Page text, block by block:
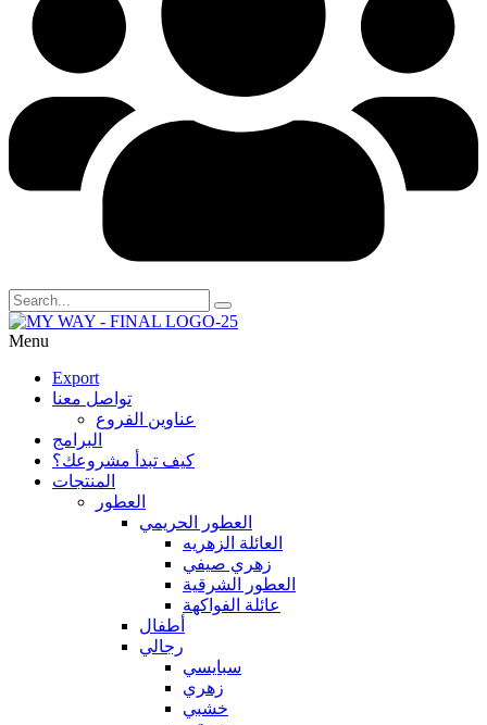
Menu
Export
تواصل معنا
عناوين الفروع
البرامج
كيف تبدأ مشروعك؟
المنتجات
العطور
العطور الحريمي
العائلة الزهريه
زهري صيفي
العطور الشرقية
عائلة الفواكهة
أطفال
رجالي
سبايسي
زهري
خشبي